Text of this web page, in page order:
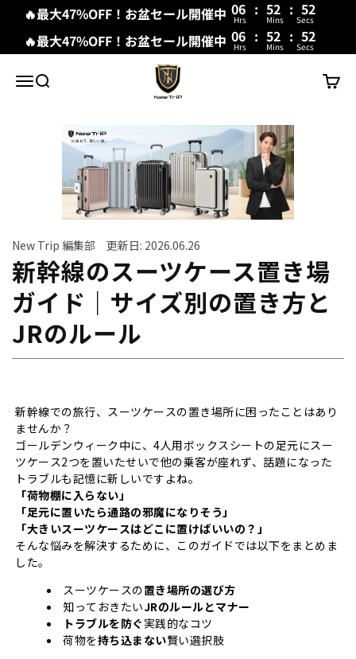
🔥最大47%OFF！お盆セール開催中 06 : 52 : 51
Hrs Mins Secs
🔥最大47%OFF！お盆セール開催中 06 : 52 : 51
Hrs Mins Secs
メニュー
検索
New Trip
カート
New Trip 編集部 更新日: 2026.06.26
新幹線のスーツケース置き場
ガイド｜サイズ別の置き方と
JRのルール
新幹線での旅行、スーツケースの置き場所に困ったことはあり
ませんか？
ゴールデンウィーク中に、4人用ボックスシートの足元にスー
ツケース2つを置いたせいで他の乗客が座れず、話題になった
トラブルも記憶に新しいですよね。
「荷物棚に入らない」
「足元に置いたら通路の邪魔になりそう」
「大きいスーツケースはどこに置けばいいの？」
そんな悩みを解決するために、このガイドでは以下をまとめま
した。
スーツケースの置き場所の選び方
知っておきたいJRのルールとマナー
トラブルを防ぐ実践的なコツ
荷物を持ち込まない賢い選択肢